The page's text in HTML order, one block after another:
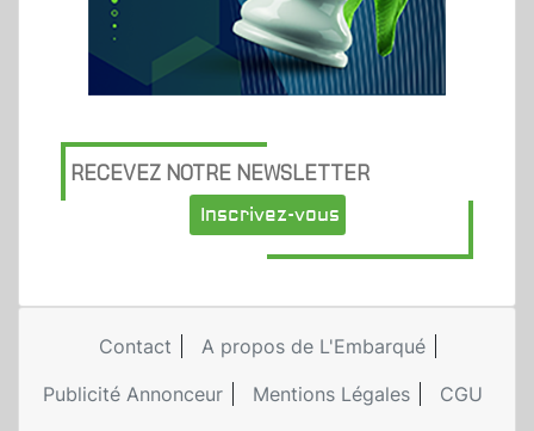
RECEVEZ NOTRE NEWSLETTER
Inscrivez-vous
Contact
A propos de L'Embarqué
Publicité Annonceur
Mentions Légales CGU